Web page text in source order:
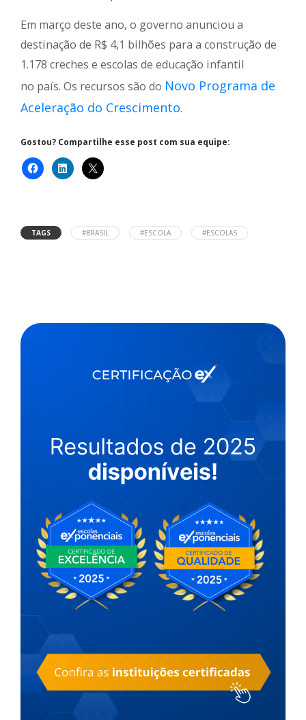
Em março deste ano, o governo anunciou a
destinação de R$ 4,1 bilhões para a construção de
1.178 creches e escolas de educação infantil
no país. Os recursos são do Novo Programa de
Aceleração do Crescimento.
Gostou? Compartilhe esse post com sua equipe:
TAGS #BRASIL #ESCOLA #ESCOLAS